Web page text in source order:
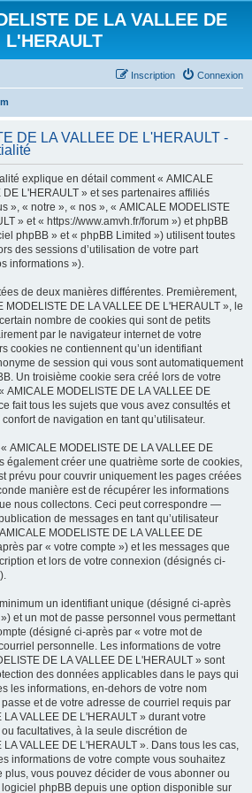
DE LA VALLEE DE
L'HERAULT
Connexion
Inscription
DE LA VALLEE DE L'HERAULT -
explique en détail comment « AMICALE
DE L'HERAULT » et ses partenaires affiliés
», « notre », « nos », « AMICALE MODELISTE
» et « https://www.amvh.fr/forum ») et phpBB
phpBB » et « phpBB Limited ») utilisent toutes
des sessions d’utilisation de votre part
informations »).
de deux manières différentes. Premièrement,
DE LA VALLEE DE L'HERAULT », le
nombre de cookies qui sont de petits
par le navigateur internet de votre
cookies ne contiennent qu’un identifiant
de session qui vous sont automatiquement
Un troisième cookie sera créé lors de votre
MODELISTE DE LA VALLEE DE
fait tous les sujets que vous avez consultés et
de navigation en tant qu’utilisateur.
AMICALE MODELISTE DE LA VALLEE DE
également créer une quatrième sorte de cookies,
prévu pour couvrir uniquement les pages créées
manière est de récupérer les informations
nous collectons. Ceci peut correspondre —
de messages en tant qu’utilisateur
MODELISTE DE LA VALLEE DE
par « votre compte ») et les messages que
et lors de votre connexion (désignés ci-
un identifiant unique (désigné ci-après
et un mot de passe personnel vous permettant
(désigné ci-après par « votre mot de
personnelle. Les informations de votre
DE LA VALLEE DE L'HERAULT » sont
des données applicables dans le pays qui
les informations, en-dehors de votre nom
passe et de votre adresse de courriel requis par
VALLEE DE L'HERAULT » durant votre
facultatives, à la seule discrétion de
VALLEE DE L'HERAULT ». Dans tous les cas,
informations de votre compte vous souhaitez
vous pouvez décider de vous abonner ou
phpBB depuis une option disponible sur